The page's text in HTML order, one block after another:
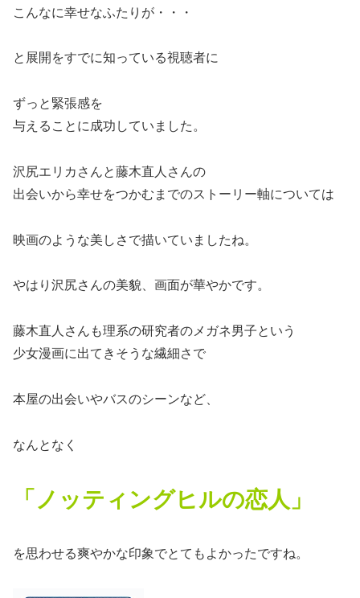
こんなに幸せなふたりが・・・
と展開をすでに知っている視聴者に
ずっと緊張感を
与えることに成功していました。
沢尻エリカさんと藤木直人さんの
出会いから幸せをつかむまでのストーリー軸については
映画のような美しさで描いていましたね。
やはり沢尻さんの美貌、画面が華やかです。
藤木直人さんも理系の研究者のメガネ男子という
少女漫画に出てきそうな繊細さで
本屋の出会いやバスのシーンなど、
なんとなく
「ノッティングヒルの恋人」
を思わせる爽やかな印象でとてもよかったですね。